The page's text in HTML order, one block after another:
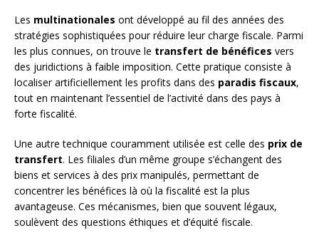
Les multinationales ont développé au fil des années des
stratégies sophistiquées pour réduire leur charge fiscale. Parmi
les plus connues, on trouve le transfert de bénéfices vers
des juridictions à faible imposition. Cette pratique consiste à
localiser artificiellement les profits dans des paradis fiscaux,
tout en maintenant l’essentiel de l’activité dans des pays à
forte fiscalité.
Une autre technique couramment utilisée est celle des prix de
transfert. Les filiales d’un même groupe s’échangent des
biens et services à des prix manipulés, permettant de
concentrer les bénéfices là où la fiscalité est la plus
avantageuse. Ces mécanismes, bien que souvent légaux,
soulèvent des questions éthiques et d’équité fiscale.